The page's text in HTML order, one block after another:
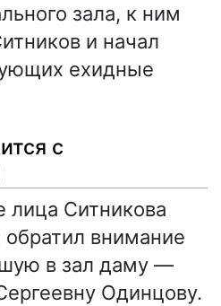
зала, к ним
и начал
ехидные
с
лица Ситникова
внимание
в зал даму —
Одинцову.